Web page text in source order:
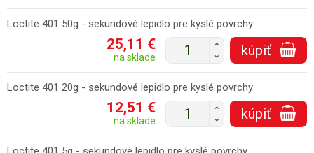
Loctite 401 50g - sekundové lepidlo pre kyslé povrchy
25,11 €
na sklade
+
kúpiť
Loctite 401 20g - sekundové lepidlo pre kyslé povrchy
12,51 €
na sklade
+
kúpiť